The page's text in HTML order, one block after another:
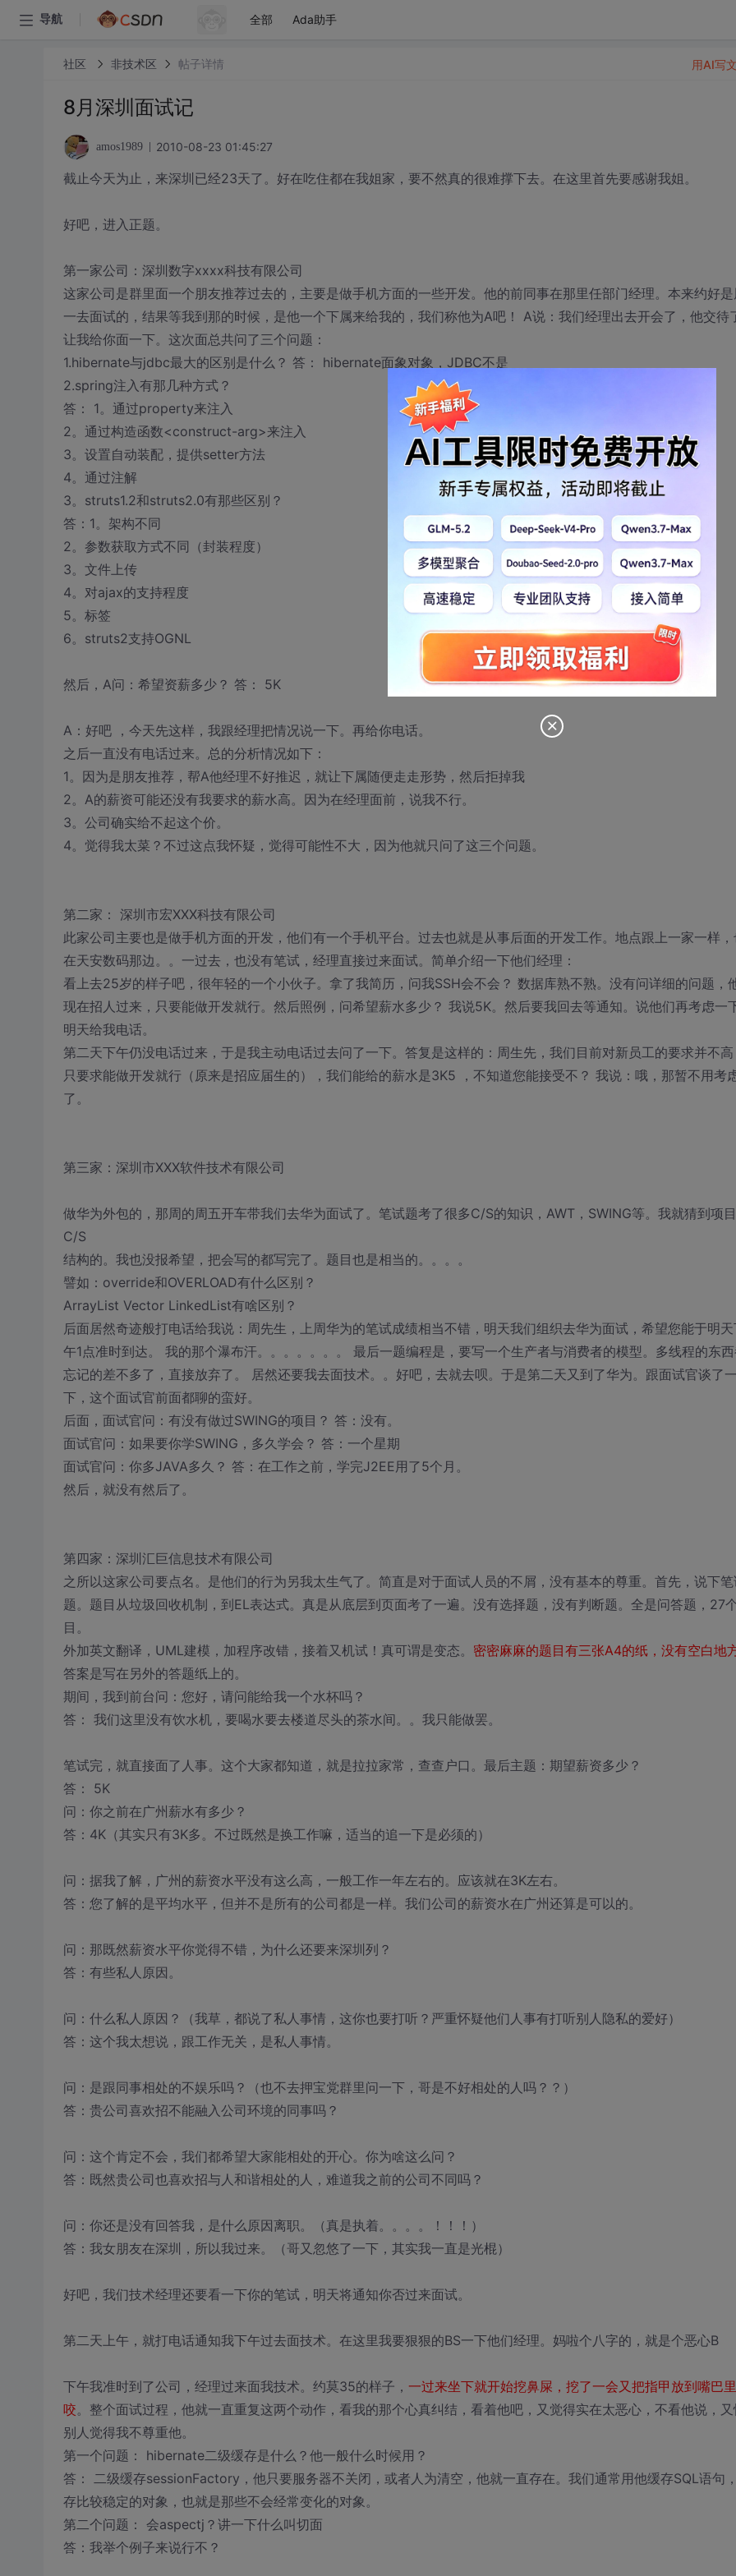
导航 全部 Ada助手
社区 非技术区 帖子详情
8月深圳面试记
amos1989 2010-08-23 01:45:27
截止今天为止，来深圳已经23天了。好在吃住都在我姐家，要不然真的很难撑下去。在这里首先要感谢我姐。
好吧，进入正题。
第一家公司：深圳数字xxxx科技有限公司
这家公司是群里面一个朋友推荐过去的，主要是做手机方面的一些开发。他的前同事在那里任部门经理。本来约好是
一去面试的，结果等我到那的时候，是他一个下属来给我的，我们称他为A吧！ A说：我们经理出去开会了，他交待
让我给你面一下。这次面总共问了三个问题：
1.hibernate与jdbc最大的区别是什么？ 答： hibernate面象对象，JDBC不是
2.spring注入有那几种方式？
答： 1。通过property来注入
2。通过构造函数<construct-arg>来注入
3。设置自动装配，提供setter方法
4。通过注解
3。struts1.2和struts2.0有那些区别？
答：1。架构不同
2。参数获取方式不同（封装程度）
3。文件上传
4。对ajax的支持程度
5。标签
6。struts2支持OGNL
然后，A问：希望资薪多少？ 答： 5K
A：好吧 ，今天先这样，我跟经理把情况说一下。再给你电话。
之后一直没有电话过来。总的分析情况如下：
1。因为是朋友推荐，帮A他经理不好推迟，就让下属随便走走形势，然后拒掉我
2。A的薪资可能还没有我要求的薪水高。因为在经理面前，说我不行。
3。公司确实给不起这个价。
4。觉得我太菜？不过这点我怀疑，觉得可能性不大，因为他就只问了这三个问题。
第二家： 深圳市宏XXX科技有限公司
此家公司主要也是做手机方面的开发，他们有一个手机平台。过去也就是从事后面的开发工作。地点跟上一家一样，
在天安数码那边。。一过去，也没有笔试，经理直接过来面试。简单介绍一下他们经理：
看上去25岁的样子吧，很年轻的一个小伙子。拿了我简历，问我SSH会不会？ 数据库熟不熟。没有问详细的问题，
现在招人过来，只要能做开发就行。然后照例，问希望薪水多少？ 我说5K。然后要我回去等通知。说他们再考虑一下
明天给我电话。
第二天下午仍没电话过来，于是我主动电话过去问了一下。答复是这样的：周生先，我们目前对新员工的要求并不高
只要求能做开发就行（原来是招应届生的），我们能给的薪水是3K5 ，不知道您能接受不？ 我说：哦，那暂不用考
了。
第三家：深圳市XXX软件技术有限公司
做华为外包的，那周的周五开车带我们去华为面试了。笔试题考了很多C/S的知识，AWT，SWING等。我就猜到项
C/S
结构的。我也没报希望，把会写的都写完了。题目也是相当的。。。。
譬如：override和OVERLOAD有什么区别？
ArrayList Vector LinkedList有啥区别？
后面居然奇迹般打电话给我说：周先生，上周华为的笔试成绩相当不错，明天我们组织去华为面试，希望您能于明天
午1点准时到达。 我的那个瀑布汗。。。。。。。 最后一题编程是，要写一个生产者与消费者的模型。多线程的东
忘记的差不多了，直接放弃了。 居然还要我去面技术。。好吧，去就去呗。于是第二天又到了华为。跟面试官谈了一
下，这个面试官前面都聊的蛮好。
后面，面试官问：有没有做过SWING的项目？ 答：没有。
面试官问：如果要你学SWING，多久学会？ 答：一个星期
面试官问：你多JAVA多久？ 答：在工作之前，学完J2EE用了5个月。
然后，就没有然后了。
第四家：深圳汇巨信息技术有限公司
之所以这家公司要点名。是他们的行为另我太生气了。简直是对于面试人员的不屑，没有基本的尊重。首先，说下笔
题。题目从垃圾回收机制，到EL表达式。真是从底层到页面考了一遍。没有选择题，没有判断题。全是问答题，27
目。
外加英文翻译，UML建模，加程序改错，接着又机试！真可谓是变态。 密密麻麻的题目有三张A4的纸，没有空白地
答案是写在另外的答题纸上的。
期间，我到前台问：您好，请问能给我一个水杯吗？
答： 我们这里没有饮水机，要喝水要去楼道尽头的茶水间。。我只能做罢。
笔试完，就直接面了人事。这个大家都知道，就是拉拉家常，查查户口。最后主题：期望薪资多少？
答： 5K
问：你之前在广州薪水有多少？
答：4K（其实只有3K多。不过既然是换工作嘛，适当的追一下是必须的）
问：据我了解，广州的薪资水平没有这么高，一般工作一年左右的。应该就在3K左右。
答：您了解的是平均水平，但并不是所有的公司都是一样。我们公司的薪资水在广州还算是可以的。
问：那既然薪资水平你觉得不错，为什么还要来深圳列？
答：有些私人原因。
问：什么私人原因？（我草，都说了私人事情，这你也要打听？严重怀疑他们人事有打听别人隐私的爱好）
答：这个我太想说，跟工作无关，是私人事情。
问：是跟同事相处的不娱乐吗？（也不去押宝党群里问一下，哥是不好相处的人吗？？）
答：贵公司喜欢招不能融入公司环境的同事吗？
问：这个肯定不会，我们都希望大家能相处的开心。你为啥这么问？
答：既然贵公司也喜欢招与人和谐相处的人，难道我之前的公司不同吗？
问：你还是没有回答我，是什么原因离职。（真是执着。。。。！！！）
答：我女朋友在深圳，所以我过来。（哥又忽悠了一下，其实我一直是光棍）
好吧，我们技术经理还要看一下你的笔试，明天将通知你否过来面试。
第二天上午，就打电话通知我下午过去面技术。在这里我要狠狠的BS一下他们经理。妈啦个八字的，就是个恶心B
下午我准时到了公司，经理过来面我技术。约莫35的样子， 一过来坐下就开始挖鼻屎，挖了一会又把指甲放到嘴巴里
咬。整个面试过程，他就一直重复这两个动作，看我的那个心真纠结，看着他吧，又觉得实在太恶心，不看他说，又
别人觉得我不尊重他。
第一个问题： hibernate二级缓存是什么？他一般什么时候用？
答： 二级缓存sessionFactory，他只要服务器不关闭，或者人为清空，他就一直存在。我们通常用他缓存SQL语句
存比较稳定的对象，也就是那些不会经常变化的对象。
第二个问题： 会aspectj？讲一下什么叫切面
答：我举个例子来说行不？
用AI写